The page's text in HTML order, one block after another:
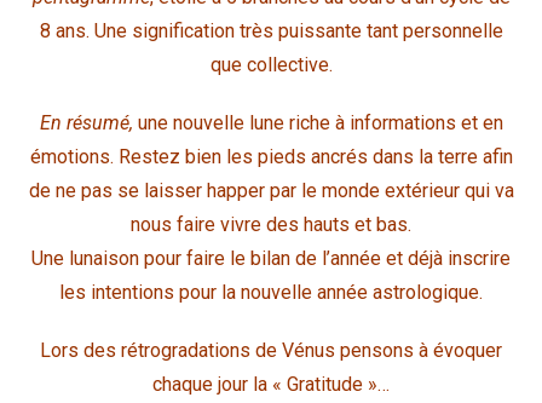
8 ans. Une signification très puissante tant personnelle
que collective.
En résumé, une nouvelle lune riche à informations et en
émotions. Restez bien les pieds ancrés dans la terre afin
de ne pas se laisser happer par le monde extérieur qui va
nous faire vivre des hauts et bas.
Une lunaison pour faire le bilan de l’année et déjà inscrire
les intentions pour la nouvelle année astrologique.
Lors des rétrogradations de Vénus pensons à évoquer
chaque jour la « Gratitude »…